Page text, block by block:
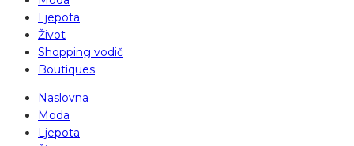
Ljepota
Život
Shopping vodič
Boutiques
Naslovna
Moda
Ljepota